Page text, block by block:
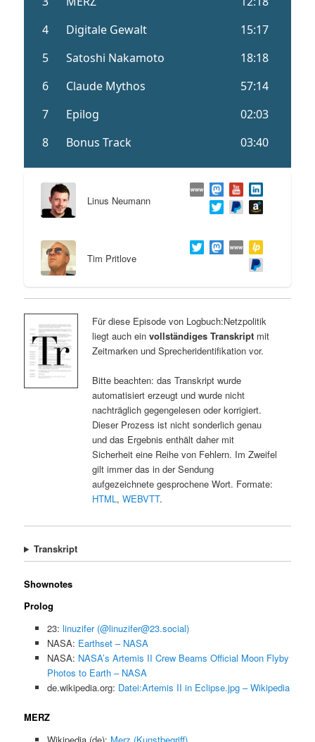
Linus Neumann
Tim Pritlove
Für diese Episode von Logbuch:Netzpolitik
liegt auch ein vollständiges Transkriptmit
Zeitmarken und Sprecheridentifikation vor.
Bitte beachten: das Transkript wurde
automatisiert erzeugt und wurde nicht
nachträglich gegengelesen oder korrigiert.
Dieser Prozess ist nicht sonderlich genau
und das Ergebnis enthält daher mit
Sicherheit eine Reihe von Fehlern. Im Zweifel
gilt immer das in der Sendung
aufgezeichnete gesprochene Wort. Formate:
HTML, WEBVTT.
Transkript
Shownotes
Prolog
23: linuzifer (@linuzifer@23.social)
NASA: Earthset – NASA
NASA: NASA’s Artemis II Crew Beams Official Moon Flyby
Photos to Earth – NASA
de.wikipedia.org: Datei:Artemis II in Eclipse.jpg – Wikipedia
MERZ
Wikipedia (de): Merz (Kunstbegriff)